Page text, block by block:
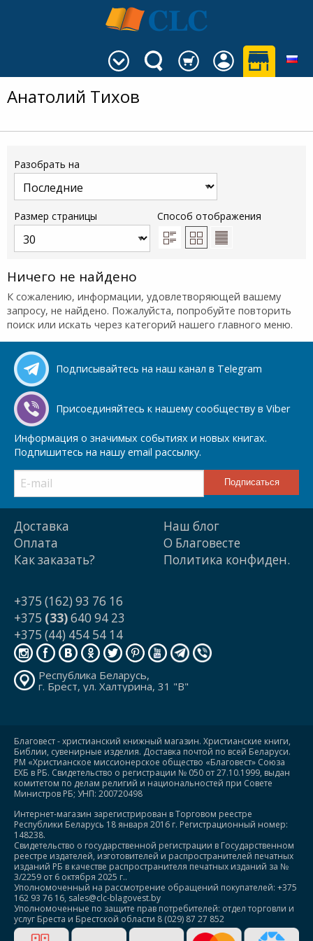
Анатолий Тихов
Разобрать на
Размер страницы Способ отображения
Ничего не найдено
К сожалению, информации, удовлетворяющей вашему
запросу, не найдено. Пожалуйста, попробуйте повторить
поиск или искать через категорий нашего главного меню.
Подписывайтесь на наш канал в Telegram
Присоединяйтесь к нашему сообществу в Viber
Информация о значимых событиях и новых книгах.
Подпишитесь на нашу email рассылку.
Доставка
Оплата
Как заказать?
Наш блог
О Благовесте
Политика конфиден.
+375 (162) 93 76 16
+375 (33)640 94 23
+375 (44) 454 54 14
Республика Беларусь,
г. Брест, ул. Халтурина, 31 "В"
Благовест - христианский книжный магазин. Христианские книги,
Библии, сувенирные изделия. Доставка почтой по всей Беларуси.
РМ «Христианское миссионерское общество «Благовест» Союза
ЕХБ в РБ. Свидетельство о регистрации № 050 от 27.10.1999, выдан
комитетом по делам религий и национальностей при Совете
Министров РБ; УНП: 200720498
Интернет-магазин зарегистрирован в Торговом реестре
Республики Беларусь 18 января 2016 г. Регистрационный номер:
148238.
Свидетельство о государственной регистрации в Государственном
реестре издателей, изготовителей и распространителей печатных
изданий РБ в качестве распространителя печатных изданий за №
3/2259 от 6 октября 2025 г..
Уполномоченный на рассмотрение обращений покупателей: +375
162 93 76 16, sales@clc-blagovest.by
Уполномоченные по защите прав потребителей: отдел торговли и
услуг Бреста и Брестской области 8 (029) 87 27 852